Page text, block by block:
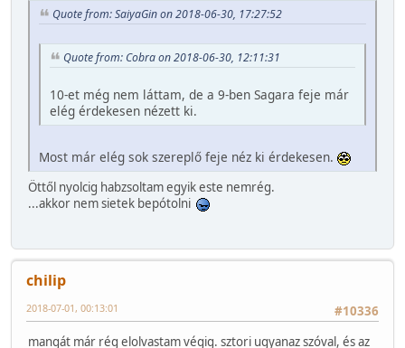
Quote from: SaiyaGin on 2018-06-30, 17:27:52
Quote from: Cobra on 2018-06-30, 12:11:31
10-et még nem láttam, de a 9-ben Sagara feje már
elég érdekesen nézett ki.
Most már elég sok szereplő feje néz ki érdekesen.
Öttől nyolcig habzsoltam egyik este nemrég.
...akkor nem sietek bepótolni
chilip
#10336
2018-07-01, 00:13:01
mangát már rég elolvastam végig. sztori ugyanaz szóval, és az